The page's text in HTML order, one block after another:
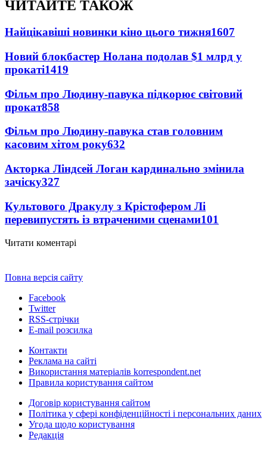
ЧИТАЙТЕ ТАКОЖ
Найцікавіші новинки кіно цього тижня1607
Новий блокбастер Нолана подолав $1 млрд у
прокаті1419
Фільм про Людину-павука підкорює світовий
прокат858
Фільм про Людину-павука став головним
касовим хітом року632
Акторка Ліндсей Логан кардинально змінила
зачіску327
Культового Дракулу з Крістофером Лі
перевипустять із втраченими сценами101
Читати коментарі
Повна версія сайту
Facebook
Twitter
RSS-стрічки
E-mail розсилка
Контакти
Реклама на сайті
Використання матеріалів korrespondent.net
Правила користування сайтом
Договір користування сайтом
Політика у сфері конфіденційності і персональних даних
Угода щодо користування
Редакція